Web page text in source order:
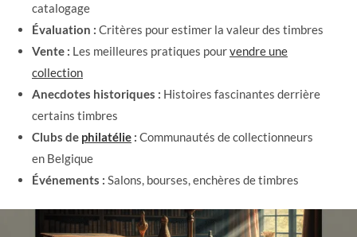
catalogage
Évaluation : Critères pour estimer la valeur des timbres
Vente : Les meilleures pratiques pourvendre une
collection
Anecdotes historiques : Histoires fascinantes derrière
certains timbres
Clubs de philatélie : Communautés de collectionneurs
en Belgique
Événements : Salons, bourses, enchères de timbres